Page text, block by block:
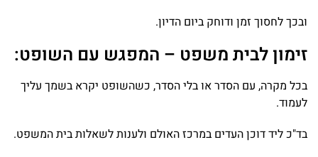
ובכך לחסוך זמן ודוחק ביום הדיון.
זימון לבית משפט – המפגש עם השופט:
בכל מקרה, עם הסדר או בלי הסדר, כשהשופט יקרא בשמך עליך
לעמוד.
בד"כ ליד דוכן העדים במרכז האולם ולענות לשאלות בית המשפט.